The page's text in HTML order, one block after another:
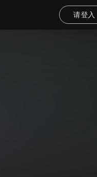
请登入